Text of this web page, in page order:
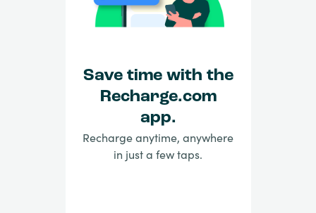
Save time with the
Recharge.com
app.
Recharge anytime, anywhere
in just a few taps.